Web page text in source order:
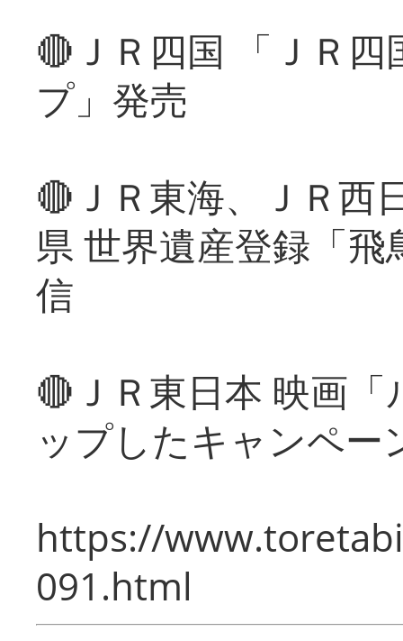
🔴ＪＲ四国 「ＪＲ
プ」発売
🔴ＪＲ東海、ＪＲ西
県 世界遺産登録「
信
🔴ＪＲ東日本 映画
ップしたキャンペー
https://
091.html